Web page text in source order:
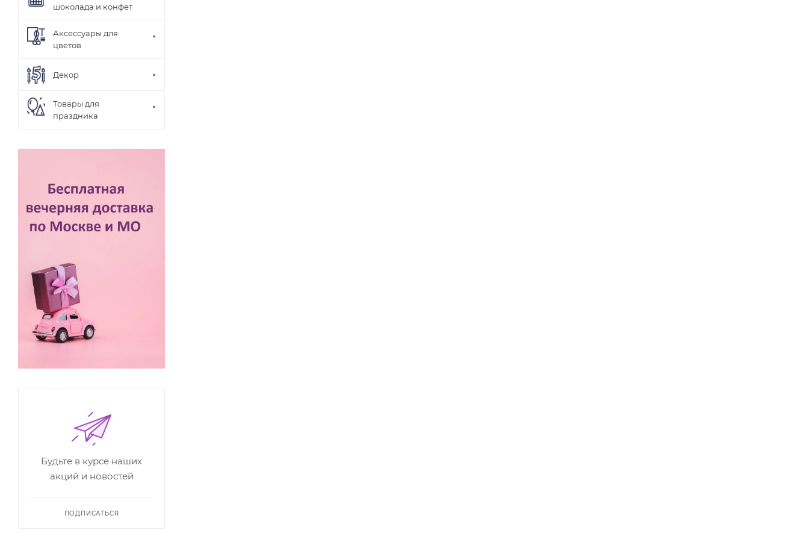
шоколада и конфет
Аксессуары для
цветов
Декор
Товары для
праздника
Будьте в курсе наших
акций и новостей
ПОДПИСАТЬСЯ